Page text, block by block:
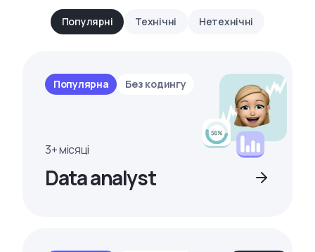
Популярні Технічні Нетехнічні
Популярна Без кодингу
3+ місяці
Data analyst